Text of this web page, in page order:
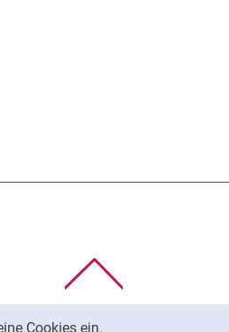
Cookies ein.